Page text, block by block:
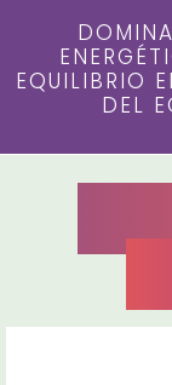
EQUILIBRIO
DEL